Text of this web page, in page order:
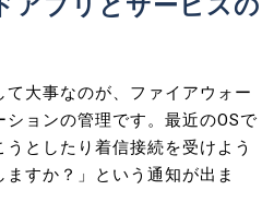
大事なのが、ファイアウォー
ョンの管理です。最近のOSで
としたり着信接続を受けよう
すか？」という通知が出ま